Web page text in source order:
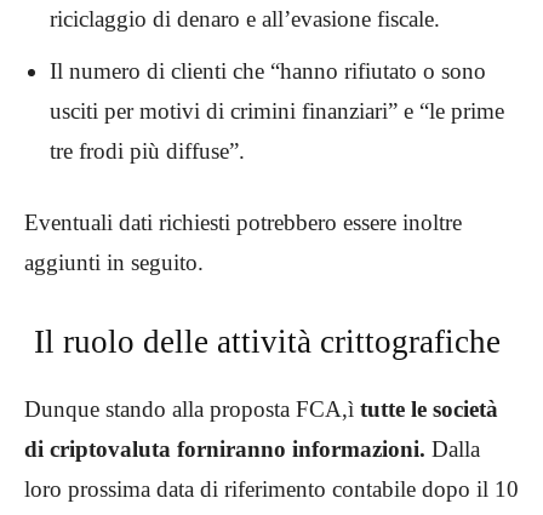
riciclaggio di denaro e all’evasione fiscale.
Il numero di clienti che “hanno rifiutato o sono
usciti per motivi di crimini finanziari” e “le prime
tre frodi più diffuse”.
Eventuali dati richiesti potrebbero essere inoltre
aggiunti in seguito.
Il ruolo delle attività crittografiche
Dunque stando alla proposta FCA,ì tutte le società
di criptovaluta forniranno informazioni. Dalla
loro prossima data di riferimento contabile dopo il 10